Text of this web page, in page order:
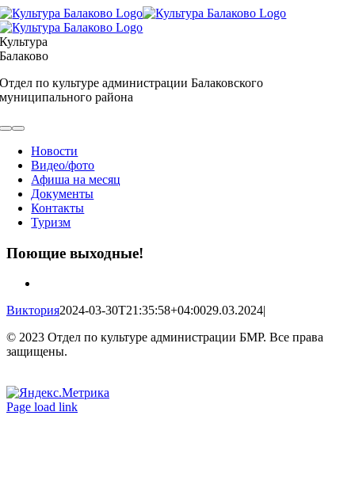
Skip
to
content
Культура
Балаково
Отдел по культуре администрации Балаковского
муниципального района
Toggle
NavigationНовости
Видео/фото
Афиша на месяц
Документы
Контакты
Туризм
Поющие выходные!
Image
Виктория2024-03-30T21:35:58+04:0029.03.2024|
© 2023 Отдел по культуре администрации БМР. Все права
защищены.
Вконтакте
Одноклассники
Page load link